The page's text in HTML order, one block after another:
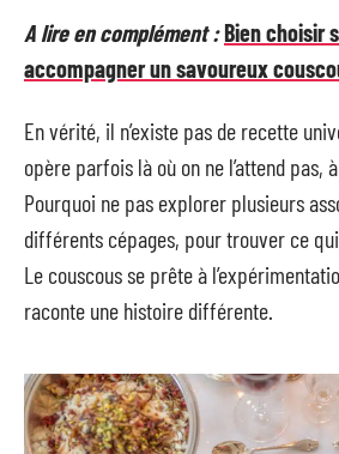
A lire en complément :Bien choisir
accompagner un savoureux
En vérité, il n’existe pas de recette
opère parfois là où on ne l’attend pas,
Pourquoi ne pas explorer plusieurs
différents cépages, pour trouver ce
Le couscous se prête à
raconte une histoire différente.